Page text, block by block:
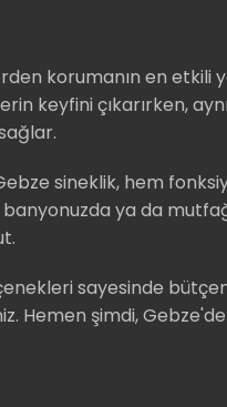
korumanın en etkili
keyfini çıkarırken,
sineklik, hem
ya da
sayesinde
Hemen şimdi,